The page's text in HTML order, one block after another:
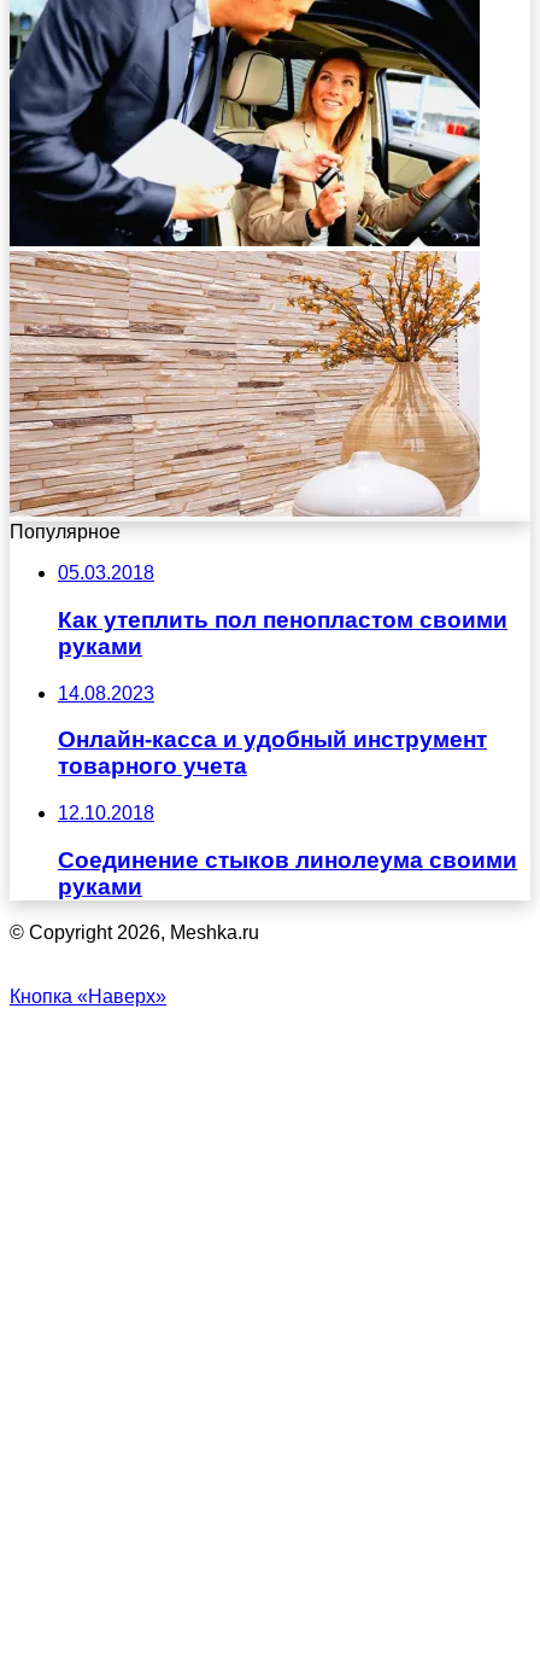
Популярное
05.03.2018
Как утеплить пол пенопластом своими
руками
14.08.2023
Онлайн-касса и удобный инструмент
товарного учета
12.10.2018
Соединение стыков линолеума своими
руками
© Copyright 2026, Meshka.ru
Кнопка «Наверх»